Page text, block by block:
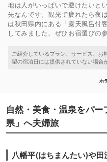
地は人がいっぱいで避けたいと
先なんです。観光で疲れたら夜
は秋田県内にある「露天風呂付
してみました。ぜひお宿選びの
ホ
自然・美食・温泉をパー
県」へ夫婦旅
八幡平(はちまんたい)や